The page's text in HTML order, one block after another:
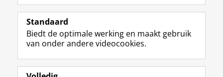
Volg de RUG
F
a
e
b
o
L
i
k
e
I
R
S
-
f
e
I
n
t
r
Y
o
T
e
Studiekiezers
Alumni
Standaard
Biedt de optimale werking en maakt gebruik
van onder andere videocookies.